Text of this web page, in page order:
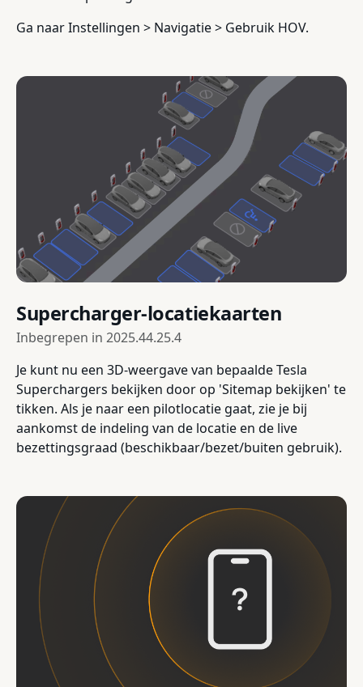
Ga naar Instellingen > Navigatie > Gebruik HOV.
Supercharger-locatiekaarten
Inbegrepen in 2025.44.25.4
Je kunt nu een 3D-weergave van bepaalde Tesla
Superchargers bekijken door op 'Sitemap bekijken' te
tikken. Als je naar een pilotlocatie gaat, zie je bij
aankomst de indeling van de locatie en de live
bezettingsgraad (beschikbaar/bezet/buiten gebruik).